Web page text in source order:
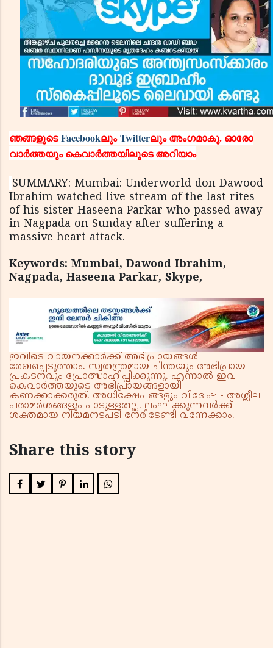
ഞങ്ങളുടെFacebookലുംTwitterലും അംഗമാകൂ. ഓരോ
വാര്‍ത്തയും കെവാര്‍ത്തയിലൂടെ അറിയാം
SUMMARY: Mumbai: Underworld don Dawood
Ibrahim watched live stream of the last rites
of his sister Haseena Parkar who passed away
in Nagpada on Sunday after suffering a
massive heart attack.
Keywords: Mumbai, Dawood Ibrahim,
Nagpada, Haseena Parkar, Skype,
ഇവിടെ വായനക്കാർക്ക് അഭിപ്രായങ്ങൾ
രേഖപ്പെടുത്താം. സ്വതന്ത്രമായ ചിന്തയും അഭിപ്രായ
പ്രകടനവും പ്രോത്സാഹിപ്പിക്കുന്നു. എന്നാൽ ഇവ
കെവാർത്തയുടെ അഭിപ്രായങ്ങളായി
കണക്കാക്കരുത്. അധിക്ഷേപങ്ങളും വിദ്വേഷ - അശ്ലീല
പരാമർശങ്ങളും പാടുള്ളതല്ല. ലംഘിക്കുന്നവർക്ക്
ശക്തമായ നിയമനടപടി നേരിടേണ്ടി വന്നേക്കാം.
Share this story